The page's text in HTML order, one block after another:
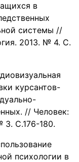
в
системы //
2013. № 4. С.
курсантов-
// Человек:
3. С.176-180.
психологии в